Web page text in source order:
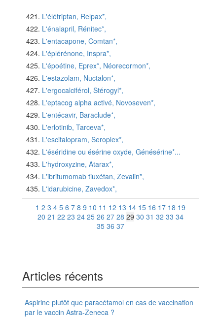
L'élétriptan, Relpax*,
L'énalapril, Rénitec*,
L'entacapone, Comtan*,
L'éplérénone, Inspra*,
L'époétine, Eprex*, Néorecormon*,
L'estazolam, Nuctalon*,
L'ergocalciférol, Stérogyl*,
L'eptacog alpha activé, Novoseven*,
L'entécavir, Baraclude*,
L'erlotinib, Tarceva*,
L'escitalopram, Seroplex*,
L'éséridine ou ésérine oxyde, Génésérine*...
L'hydroxyzine, Atarax*,
L'ibritumomab tiuxétan, Zevalin*,
L'idarubicine, Zavedox*,
1 2 3 4 5 6 7 8 9 10 11 12 13 14 15 16 17 18 19
20 21 22 23 24 25 26 27 28 29 30 31 32 33 34
35 36 37
Articles récents
Aspirine plutôt que paracétamol en cas de vaccination
par le vaccin Astra-Zeneca ?